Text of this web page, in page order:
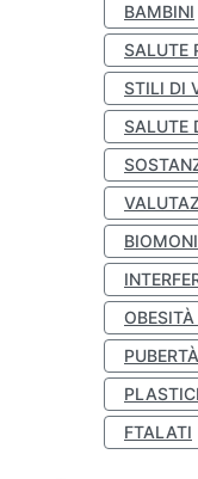
BAMBINI
SALUTE
STILI DI
SALUTE
FTALATI